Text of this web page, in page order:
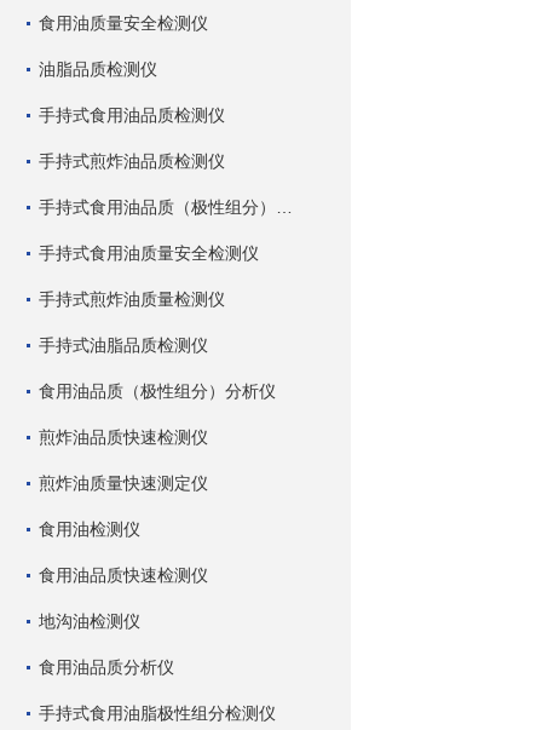
食用油质量安全检测仪
油脂品质检测仪
手持式食用油品质检测仪
手持式煎炸油品质检测仪
手持式食用油质量安全检测仪
手持式煎炸油质量检测仪
手持式油脂品质检测仪
食用油品质（极性组分）分析仪
煎炸油品质快速检测仪
煎炸油质量快速测定仪
食用油检测仪
食用油品质快速检测仪
地沟油检测仪
食用油品质分析仪
手持式食用油脂极性组分检测仪